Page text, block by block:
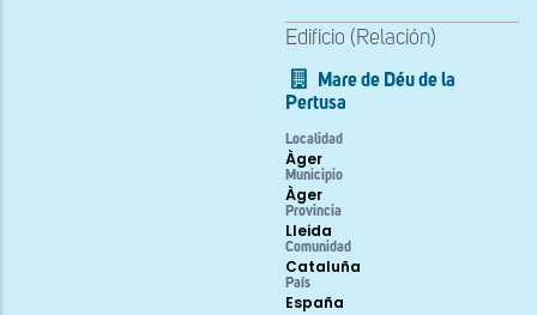
Edificio (Relación)
Mare de Déu de la
Pertusa
Localidad
Àger
Municipio
Àger
Provincia
Lleida
Comunidad
Cataluña
País
España